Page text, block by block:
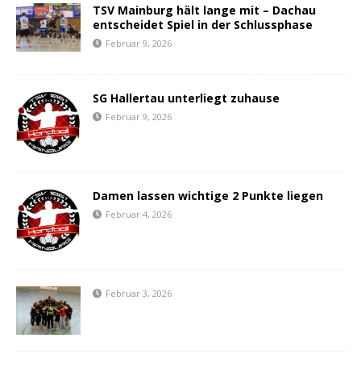
TSV Mainburg hält lange mit – Dachau
entscheidet Spiel in der Schlussphase
Februar 9, 2026
SG Hallertau unterliegt zuhause
Februar 9, 2026
Damen lassen wichtige 2 Punkte liegen
Februar 4, 2026
Februar 3, 2026